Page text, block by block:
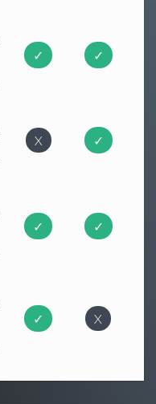
✓ ✓
X ✓
✓ ✓
✓ X